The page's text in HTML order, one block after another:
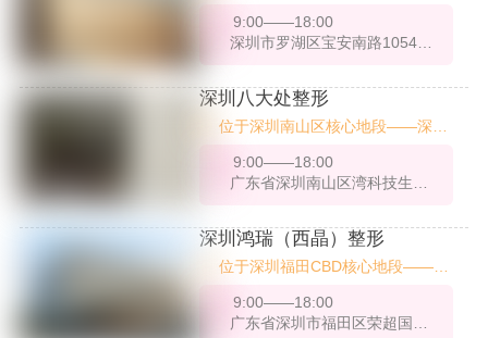
度等关键指标上行业，成为华北地
区脂肪移植领域的标杆品牌。
的专业医疗美容机构之一，至今已
有26年历史。作为深圳市整形美容
承“专业、规范、安全、美学”的理
念，致力于为求美者提供高品质、
个性化的医美服务。医院坐落于深
象城正对面），交通便利，环境优
雅，是深圳市民信赖的美丽地标。
9:00——18:00
深圳市罗湖区宝安南路1054号湖北宝丰大厦七楼
深圳八大处整形
位于深圳南山区核心地段——深圳
疗美容医院】，是由北京八大处整
形医院（医学科学院整形外科医
区。医院自2022年1月正式开业，
占地面积约6000平方米，集医
疗、审美、科技于一体，致力于为
服务。
9:00——18:00
广东省深圳南山区湾科技生态园1栋C座1-2楼
深圳鸿瑞（西晶）整形
位于深圳福田CBD核心地段——荣
写字楼，深圳鸿瑞（西晶）整形作
为一家集高端医美整形、精细化服
9:00——18:00
广东省深圳市福田区荣超国际商务中心36层